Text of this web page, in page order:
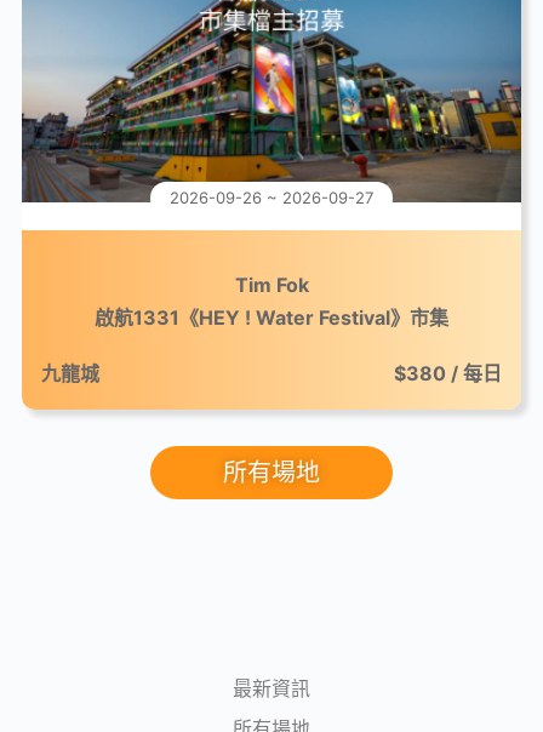
2026-09-26 ~ 2026-09-27
Tim Fok
啟航1331《HEY ! Water Festival》市集
九龍城 $380 / 每日
所有場地
最新資訊